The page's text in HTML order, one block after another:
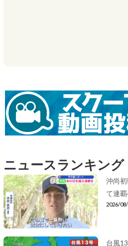
ニュースランキング
沖尚
て連覇
2026/
台風